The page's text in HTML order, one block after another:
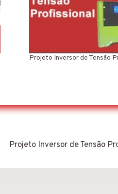
Projeto Inversor de Tensão
Projeto Inversor de Tensão